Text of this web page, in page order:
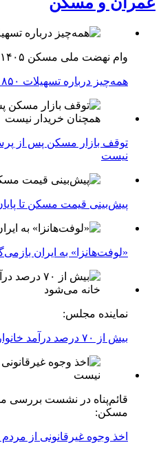
وام نهضت ملی مسکن ۱۴۰۵؛
همه‌چیز درباره تسهیلات ۸۵۰ میلیونی
توقف بازار مسکن پس از
نیست
پیش‌بینی قیمت مسکن تا پایان
«لوفت‌هانزا» به ایران
نماینده مجلس:
بیش از ۷۰ درصد درآمد خانوار صرف اجاره خانه می‌شود
قائم‌پناه در نشست بررسی
مسکن:
اخذ وجوه غیرقانونی از